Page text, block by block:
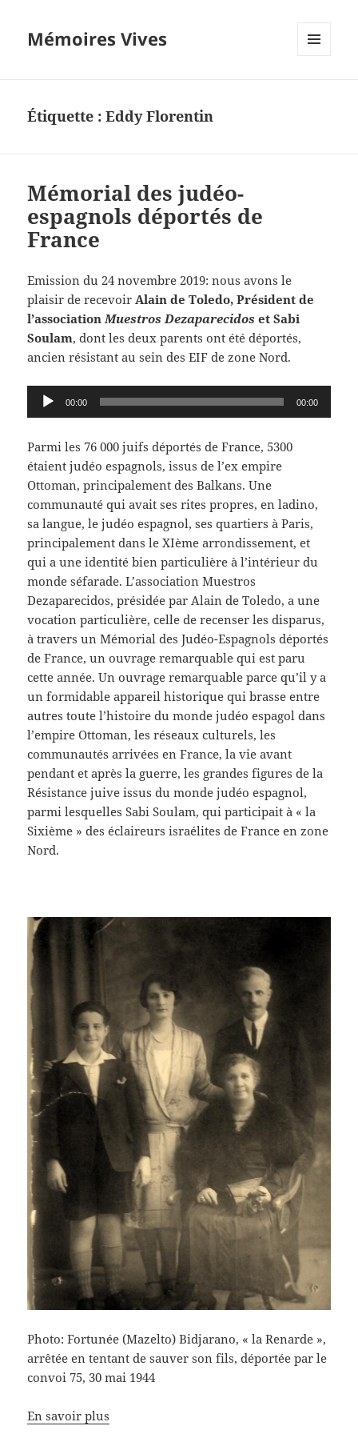
Mémoires Vives
Étiquette :Eddy Florentin
Mémorial des judéo-
espagnols déportés de
France
Emission du 24 novembre 2019: nous avons le
plaisir de recevoirAlain de Toledo, Président de
l’associationMuestros Dezaparecidos et Sabi
Soulam, dont les deux parents ont été déportés,
ancien résistant au sein des EIF de zone Nord.
Lecteur
audio
00:00 00:00
Parmi les 76 000 juifs déportés de France, 5300
étaient judéo espagnols, issus de l’ex empire
Ottoman, principalement des Balkans. Une
communauté qui avait ses rites propres, en ladino,
sa langue, le judéo espagnol, ses quartiers à Paris,
principalement dans le XIème arrondissement, et
qui a une identité bien particulière à l’intérieur du
monde séfarade. L’association Muestros
Dezaparecidos, présidée par Alain de Toledo, a une
vocation particulière, celle de recenser les disparus,
à travers un Mémorial des Judéo-Espagnols déportés
de France, un ouvrage remarquable qui est paru
cette année. Un ouvrage remarquable parce qu’il y a
un formidable appareil historique qui brasse entre
autres toute l’histoire du monde judéo espagol dans
l’empire Ottoman, les réseaux culturels, les
communautés arrivées en France, la vie avant
pendant et après la guerre, les grandes figures de la
Résistance juive issus du monde judéo espagnol,
parmi lesquelles Sabi Soulam, qui participait à « la
Sixième » des éclaireurs israélites de France en zone
Nord.
Photo: Fortunée (Mazelto) Bidjarano, « la Renarde »,
arrêtée en tentant de sauver son fils, déportée par le
convoi 75, 30 mai 1944
En savoir plus